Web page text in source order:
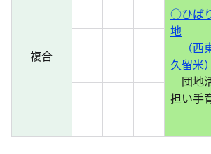
複合
○ひば
地
（西
久留米）
団地
担い手